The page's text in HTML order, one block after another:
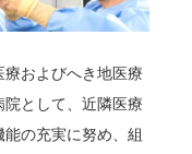
およびへき地医療
として、近隣医療
の充実に努め、組